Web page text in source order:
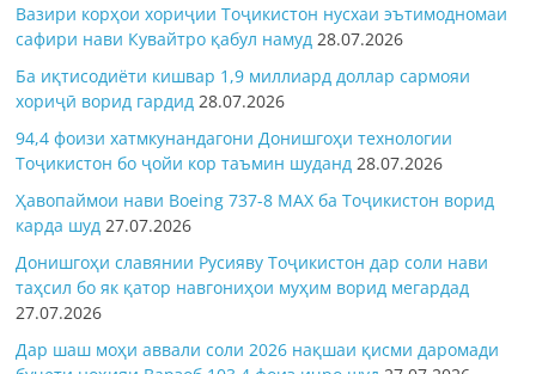
Вазири корҳои хориҷии Тоҷикистон нусхаи эътимодномаи
сафири нави Кувайтро қабул намуд 28.07.2026
Ба иқтисодиёти кишвар 1,9 миллиард доллар сармояи
хориҷӣ ворид гардид 28.07.2026
94,4 фоизи хатмкунандагони Донишгоҳи технологии
Тоҷикистон бо ҷойи кор таъмин шуданд 28.07.2026
Ҳавопаймои нави Boeing 737-8 MAX ба Тоҷикистон ворид
карда шуд 27.07.2026
Донишгоҳи славянии Русияву Тоҷикистон дар соли нави
таҳсил бо як қатор навгониҳои муҳим ворид мегардад
27.07.2026
Дар шаш моҳи аввали соли 2026 нақшаи қисми даромади